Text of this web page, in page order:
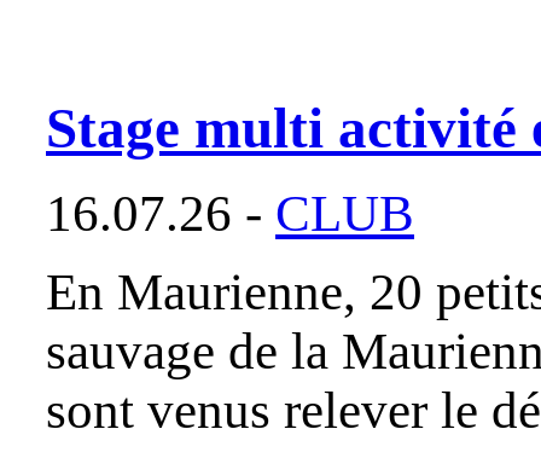
Stage multi activité
16.07.26 - CLUB
En Maurienne, 20
sauvage de la
sont venus relever le